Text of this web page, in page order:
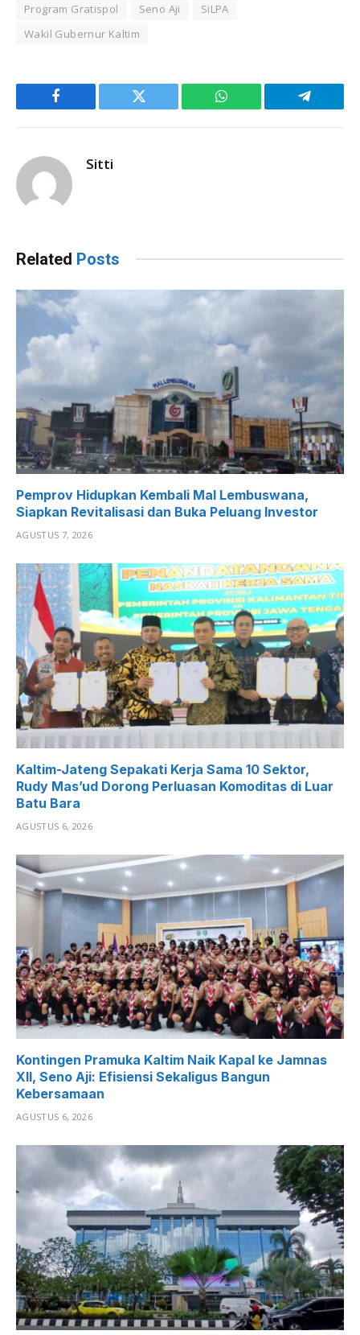
Program Gratispol
Seno Aji
SiLPA
Wakil Gubernur Kaltim
Facebook Twitter WhatsApp Telegram
Sitti
Related Posts
Pemprov Hidupkan Kembali Mal Lembuswana,
Siapkan Revitalisasi dan Buka Peluang Investor
AGUSTUS 7, 2026
Kaltim-Jateng Sepakati Kerja Sama 10 Sektor,
Rudy Mas’ud Dorong Perluasan Komoditas di Luar
Batu Bara
AGUSTUS 6, 2026
Kontingen Pramuka Kaltim Naik Kapal ke Jamnas
XII, Seno Aji: Efisiensi Sekaligus Bangun
Kebersamaan
AGUSTUS 6, 2026